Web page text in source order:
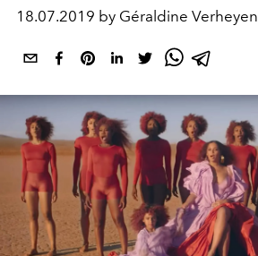
18.07.2019 by Géraldine Verheyen